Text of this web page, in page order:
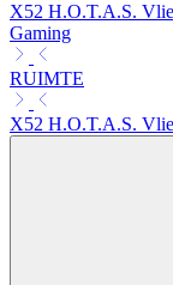
X52 H.O.T.A.S.
Gaming
RUIMTE
X52 H.O.T.A.S.